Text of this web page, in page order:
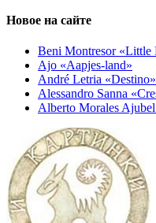
Новое на сайте
Beni Montresor «Little
Ajo «Aapjes-land»
André Letria «Destino»
Alessandro Sanna
Alberto Morales